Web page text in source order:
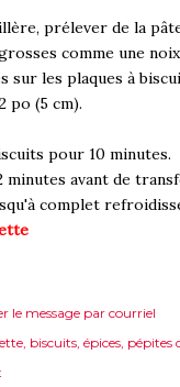
prélever de la
comme une
sur les plaques à
po (5 cm).
pour 10 minutes.
minutes avant de
complet
le message par courriel
biscuits épices pépites